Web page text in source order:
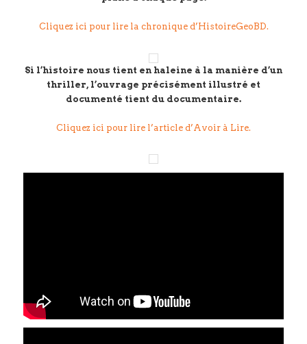
Cliquez ici pour lire la chronique d’HistoireGeoBD.
Si l’histoire nous tient en haleine à la manière d’un
thriller, l’ouvrage précisément illustré et
documenté tient du documentaire.
Cliquez ici pour lire l’article d’Avoir à Lire.